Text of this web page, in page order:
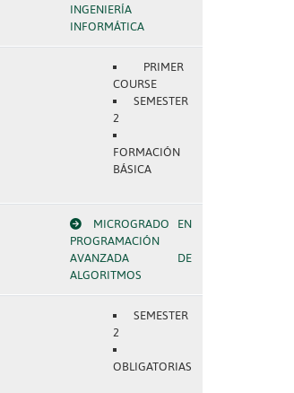
INGENIERÍA
INFORMÁTICA
PRIMER
COURSE
SEMESTER
2
FORMACIÓN
BÁSICA
MICROGRADO EN
PROGRAMACIÓN
AVANZADA DE
ALGORITMOS
SEMESTER
2
OBLIGATORIAS